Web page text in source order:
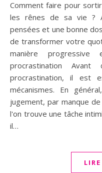
Comment faire pour
les rênes de sa vie ?
pensées et une bonne
de transformer votre
manière progressive
procrastination
procrastination, il est
mécanismes. En
jugement, par manque
l'on trouve une tâche
il…